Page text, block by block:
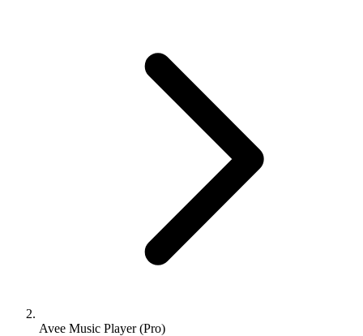
Avee Music Player (Pro)